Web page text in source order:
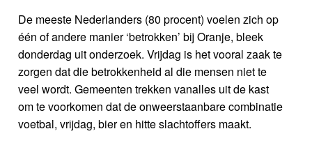
De meeste Nederlanders (80 procent) voelen zich op
één of andere manier ‘betrokken’ bij Oranje, bleek
donderdag uit onderzoek. Vrijdag is het vooral zaak te
zorgen dat die betrokkenheid al die mensen niet te
veel wordt. Gemeenten trekken vanalles uit de kast
om te voorkomen dat de onweerstaanbare combinatie
voetbal, vrijdag, bier en hitte slachtoffers maakt.